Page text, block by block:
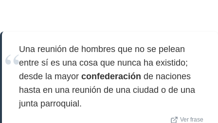
Una reunión de hombres que no se pelean
entre sí es una cosa que nunca ha existido;
desde la mayor confederación de naciones
hasta en una reunión de una ciudad o de una
junta parroquial.
Ver frase